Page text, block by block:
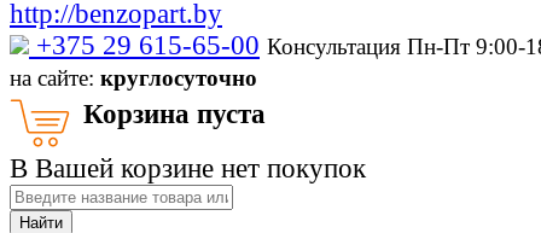
‎+375 29 615-65-00 Консультация Пн-Пт 9:00-
на сайте: круглосуточно
Корзина пуста
В Вашей корзине нет покупок
Найти